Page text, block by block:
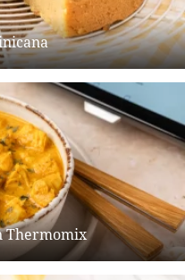
Thermomix